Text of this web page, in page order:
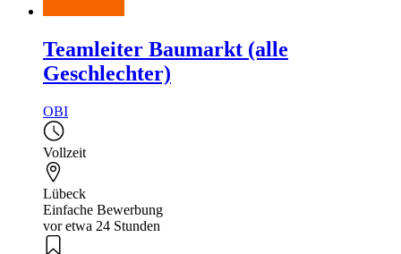
Teamleiter Baumarkt (alle
Geschlechter)
OBI
Vollzeit
Lübeck
Einfache Bewerbung
vor etwa 24 Stunden